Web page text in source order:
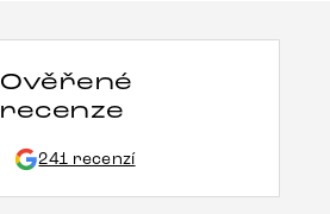
Ověřené
recenze
241 recenzí